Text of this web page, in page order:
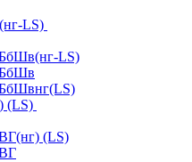
LS)
LS)
(LS)
(LS)